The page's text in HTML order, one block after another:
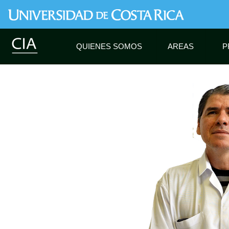
QUIENES SOMOS AREAS